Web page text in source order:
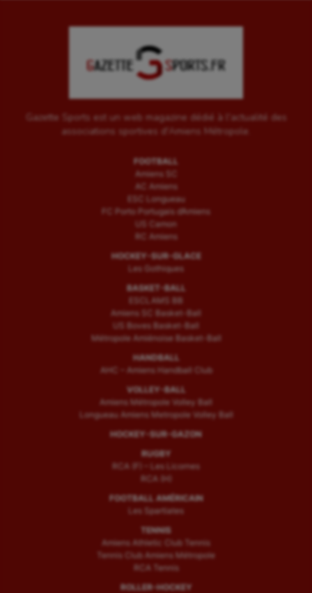
Outdoor
Pétanque
Randonnée / Marche
Sarbacane
Sport adapté
Sport handicap
Sport-entreprise
Sport-santé
Tir à l'arc
Triathlon
Ultimate frisbee
UNSS
Gazette Sports est un web magazine dédié à l'actualité des
associations sportives d'Amiens Métropole.
FOOTBALL
Amiens SC
AC Amiens
ESC Longueau
FC Porto Portugais d’Amiens
US Camon
RC Amiens
HOCKEY-SUR-GLACE
Les Gothiques
BASKET-BALL
ESCLAMS BB
Amiens SC Basket-Ball
US Boves Basket-Ball
Métropole Amiénoise Basket-Ball
HANDBALL
AHC – Amiens Handball Club
VOLLEY-BALL
Amiens Métropole Volley Ball
Longueau Amiens Metropole Volley Ball
HOCKEY-SUR-GAZON
RUGBY
RCA (F) – Les Licornes
RCA (H)
FOOTBALL AMÉRICAIN
Les Spartiates
TENNIS
Amiens Athletic Club Tennis
Tennis Club Amiens Métropole
RCA Tennis
ROLLER-HOCKEY